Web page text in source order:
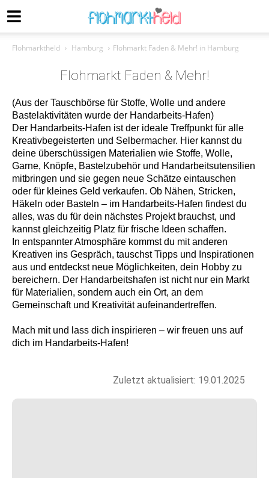
Flohmarktheld Hamburg Flohmarkt Faden & Mehr! in Hamburg
Flohmarkt Faden & Mehr!
(Aus der Tauschbörse für Stoffe, Wolle und andere
Bastelaktivitäten wurde der Handarbeits-Hafen)
Der Handarbeits-Hafen ist der ideale Treffpunkt für alle
Kreativbegeisterten und Selbermacher. Hier kannst du
deine überschüssigen Materialien wie Stoffe, Wolle,
Garne, Knöpfe, Bastelzubehör und Handarbeitsutensilien
mitbringen und sie gegen neue Schätze eintauschen
oder für kleines Geld verkaufen. Ob Nähen, Stricken,
Häkeln oder Basteln – im Handarbeits-Hafen findest du
alles, was du für dein nächstes Projekt brauchst, und
kannst gleichzeitig Platz für frische Ideen schaffen.
In entspannter Atmosphäre kommst du mit anderen
Kreativen ins Gespräch, tauschst Tipps und Inspirationen
aus und entdeckst neue Möglichkeiten, dein Hobby zu
bereichern. Der Handarbeitshafen ist nicht nur ein Markt
für Materialien, sondern auch ein Ort, an dem
Gemeinschaft und Kreativität aufeinandertreffen.
Mach mit und lass dich inspirieren – wir freuen uns auf
dich im Handarbeits-Hafen!
Zuletzt aktualisiert: 19.01.2025